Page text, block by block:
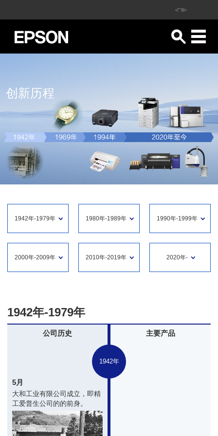
<广告>
创新历程
1942年-1979年 1980年-1989年 1990年-1999年
2000年-2009年 2010年-2019年 2020年-
1942年-1979年
公司历史 主要产品
1942年
5月
大和工业有限公司成立，即精
工爱普生公司的的前身。